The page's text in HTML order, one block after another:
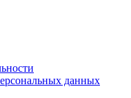
данных